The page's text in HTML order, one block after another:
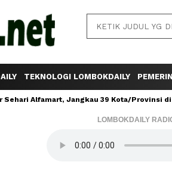
TEKNOLOGI LOMBOKDAILY
Sehari Alfamart, Jangkau 39 Kota/Provinsi
LOMBOKDAILY